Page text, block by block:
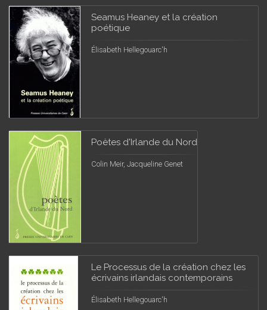
Seamus Heaney et la création
poétique
Élisabeth Hellegouarc'h
Poètes d'Irlande du Nord
Colin Meir, Jacqueline Genet
Le Processus de la création chez les
écrivains irlandais contemporains
Élisabeth Hellegouarc'h